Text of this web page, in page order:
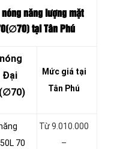
năng lượng mặt
tại Tân Phú
Đại
Mức giá tại
Tân Phú
70
Từ 9.010.000
–